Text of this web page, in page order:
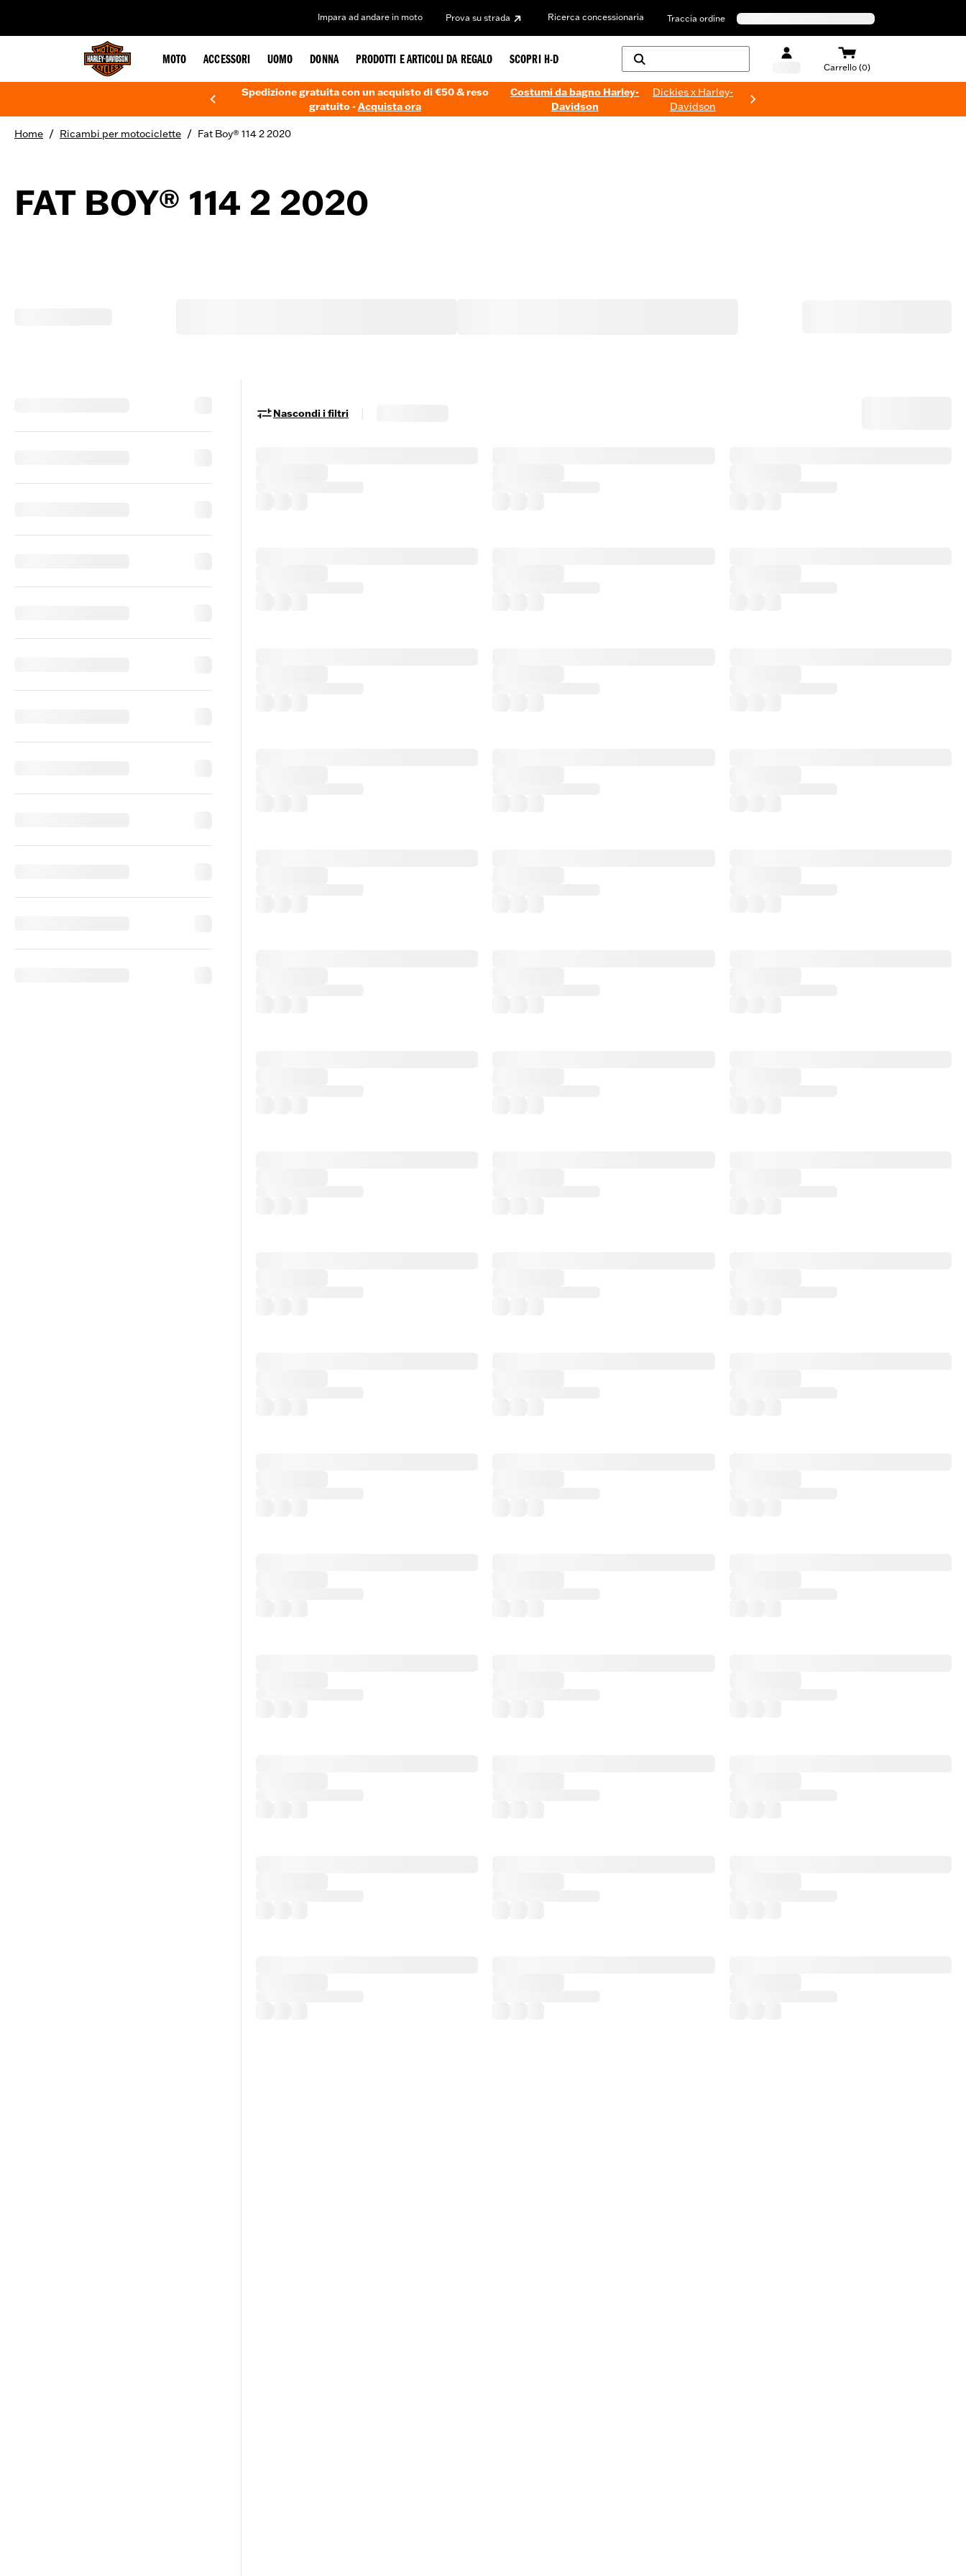
Impara ad andare in moto Prova su strada Ricerca concessionaria Traccia ordine
MOTO ACCESSORI UOMO DONNA PRODOTTI E ARTICOLI DA REGALO SCOPRI H-D
Carrello (0)
Spedizione gratuita con un acquisto di €50 & reso
gratuito -Acquista ora
Costumi da bagno Harley-
Davidson
Dickies x Harley-
Davidson
Home / Ricambi per motociclette / Fat Boy® 114 2 2020
FAT BOY® 114 2 2020
Nascondi i filtri